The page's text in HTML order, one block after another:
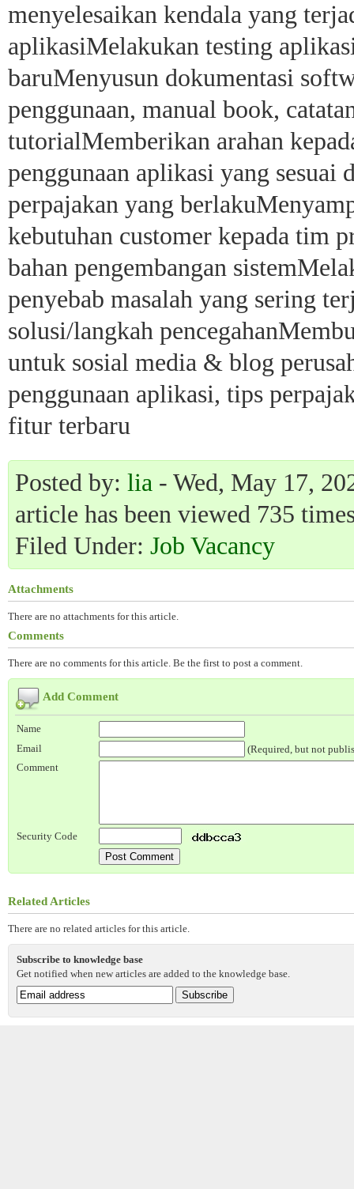
menyelesaikan kendala yang
aplikasiMelakukan testing
baruMenyusun dokumentasi
penggunaan, manual book,
tutorialMemberikan arahan
penggunaan aplikasi yang sesuai
perpajakan yang
kebutuhan customer kepada tim
bahan pengembangan
penyebab masalah yang sering
solusi/langkah
untuk sosial media & blog
penggunaan aplikasi, tips
fitur terbaru
Posted by: lia - Wed, May 17,
article has been viewed 735
Filed Under: Job Vacancy
Attachments
There are no attachments for this article.
Comments
There are no comments for this article. Be the first to post a comment.
Add Comment
Name
Email
(Required, but not
Comment
Security Code
Related Articles
There are no related articles for this article.
Subscribe to knowledge base
Get notified when new articles are added to the knowledge base.